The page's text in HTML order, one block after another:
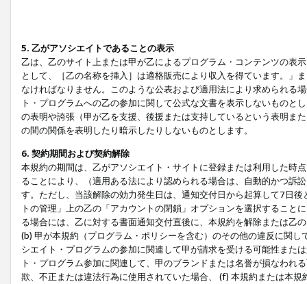
5. 乙がアソシエイトであることの表示
乙は、乙のサイト上または甲が乙によるプログラム・コンテンツの表
として、［乙の名称を挿入］は適格販売により収入を得ています。」
なければなりません。このような公表および適用法により求められる
ト・プログラムへの乙の参加に関して公式な文書を表示しないもの
の表明や誇張（甲が乙を支援、後援または支持しているという表明ま
の間の関係を表明したり暗示したりしないものとします。
6. 契約期間および契約解除
本規約の期間は、乙がアソシエイト・サイトに登録または利用した時
ることにより、（適用ある法により認められる場合は、自動的かつ訴
す。ただし、当該解除の効力発生日は、通知交付日から起算して7日
トの管理」上の乙の「アカウントの閉鎖」オプションを選択するこ
る場合には、乙に対する書面通知交付直後に、本規約を解除または乙
(b) 甲が本規約（プログラム・ポリシーを含む）のその他の違反に関
シエイト・プログラムの参加に関連して甲が請求を受ける可能性また
ト・プログラム参加に関連して、甲のブランドまたは名誉が損なわれ
欺、不正または違法行為に使用されていた場合、 (f) 本規約または本